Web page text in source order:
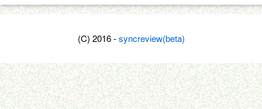
(C) 2016 -syncreview(beta)